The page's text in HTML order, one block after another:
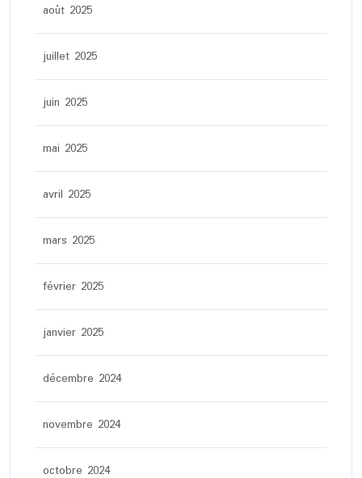
août 2025
juillet 2025
juin 2025
mai 2025
avril 2025
mars 2025
février 2025
janvier 2025
décembre 2024
novembre 2024
octobre 2024